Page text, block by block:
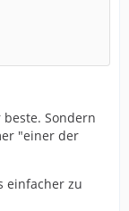
Sondern
"einer der
einfacher zu